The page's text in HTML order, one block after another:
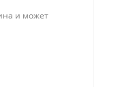
и может